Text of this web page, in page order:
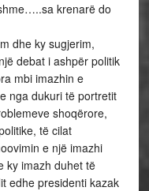
krenarë do
dhe ky sugjerim,
debat i ashpër politik
mbi imazhin e
nga dukuri të portretit
shoqërore,
të cilat
e një imazhi
ky imazh duhet të
edhe presidenti kazak